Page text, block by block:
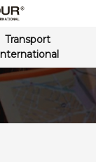
Transport
International